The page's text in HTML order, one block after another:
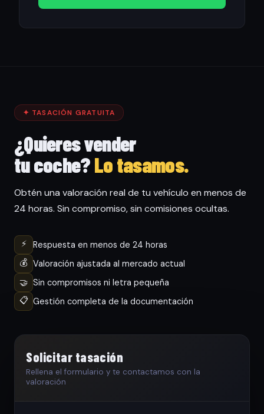
✦ TASACIÓN GRATUITA
¿Quieres vender
tu coche?Lo tasamos.
Obtén una valoración real de tu vehículo en menos de
24 horas. Sin compromiso, sin comisiones ocultas.
⚡
Respuesta en menos de 24 horas
💰 Valoración ajustada al mercado actual
🤝 Sin compromisos ni letra pequeña
📋 Gestión completa de la documentación
Solicitar tasación
Rellena el formulario y te contactamos con la
valoración